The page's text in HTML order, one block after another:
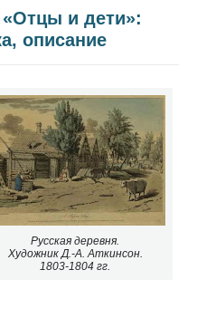
и дети»:
описание
Русская деревня.
Художник Д.-А. Аткинсон.
1803-1804 гг.